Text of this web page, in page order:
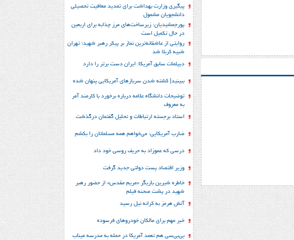
پیگیری وزارت بهداشت برای تمدید معافیت تحصیلی
دانشجویان مشمول
پورجمشیدیان: زیرساخت‌های مرز چذابه برای اربعین
در حال تکمیل است
روایتی از عاشقانه‌ترین نماز بر پیکر رهبر شهید؛‌ تهران‌
شبیه کربلا شد
دیپلمات سابق آمریکا: ایران دست برتر را دارد
ببینید| کشته شدن سربازهای آمریکایی پنهان شده
توضیحات دانشگاه علامه درباره برخورد با کارمند آمر
به معروف
استاد برجسته ارتباطات و تحلیل گفتمان درگذشت
ضارب آمریکایی: می‌خواهم همه مسلمانان را بکشم
درسی که عموزاد به حریف روسی خود داد
وزیر اقتصاد پست دولتی جدید گرفت
خاطره شیرین بازیگر «مریم مقدس» از حضور رهبر
شهید در پشت صحنه فیلم
آتش هرمز به کرانه نیل رسید
خبر مهم برای مالکان خودروهای فرسوده
بی‌بی‌سی هم تعمد آمریکا در حمله به مدرسه میناب